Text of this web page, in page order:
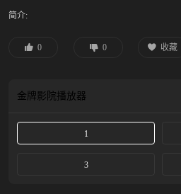
简介:
0 0 收藏
金牌影院播放器
1
3